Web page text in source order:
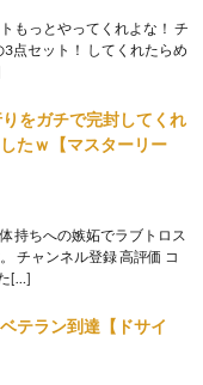
っとやってくれよな！ チ
点セット！ してくれたらめ
りをガチで完封してくれ
たｗ【マスターリー
ちへの嫉妬でラブトロス
チャンネル登録 高評価 コ
[…]
テラン到達【ドサイ